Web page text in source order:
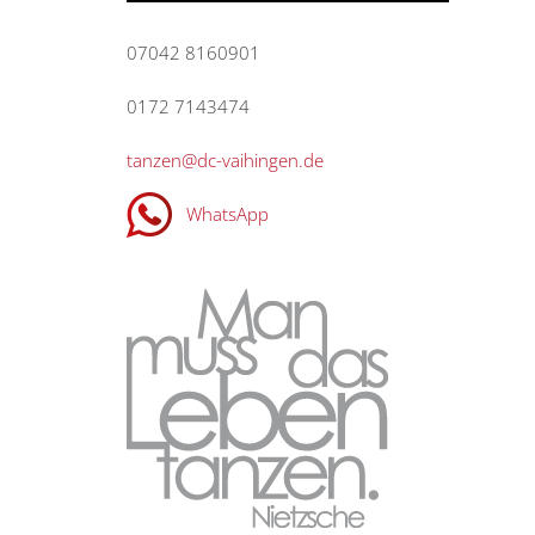
07042 8160901
0172 7143474
tanzen@dc-vaihingen.de
WhatsApp